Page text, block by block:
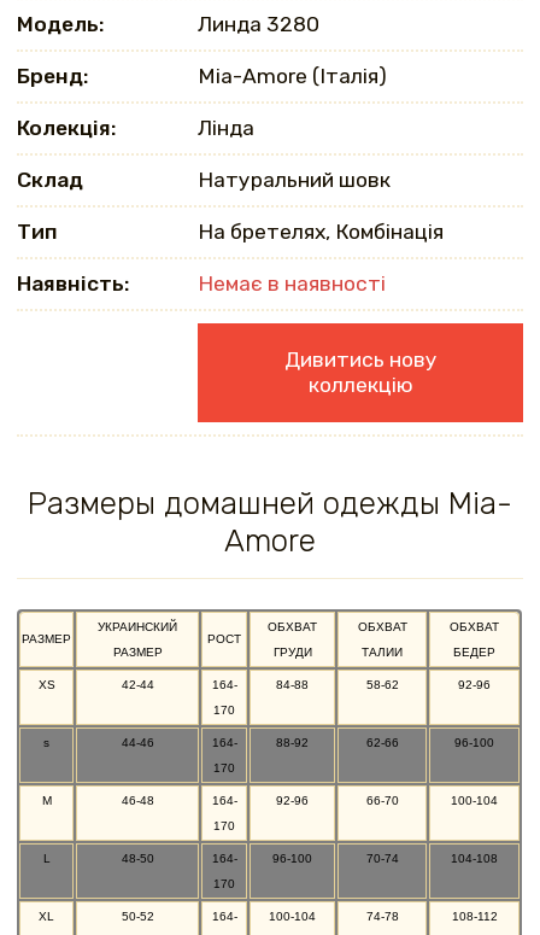
Модель: Линда 3280
Бренд: Mia-Amore (Італія)
Колекція: Лінда
Склад Натуральний шовк
Тип На бретелях, Комбінація
Наявність: Немає в наявності
Дивитись нову
коллекцію
Размеры домашней одежды Mia-
Amore
РАЗМЕР
УКРАИНСКИЙ
РАЗМЕР
РОСТ
ОБХВАТ
ГРУДИ
ОБХВАТ
ТАЛИИ
ОБХВАТ
БЕДЕР
XS 42-44
164-
170
84-88 58-62 92-96
s 44-46
164-
170
88-92 62-66 96-100
M 46-48
164-
170
92-96 66-70 100-104
L 48-50
164-
170
96-100 70-74 104-108
XL 50-52
164-
100-104 74-78 108-112